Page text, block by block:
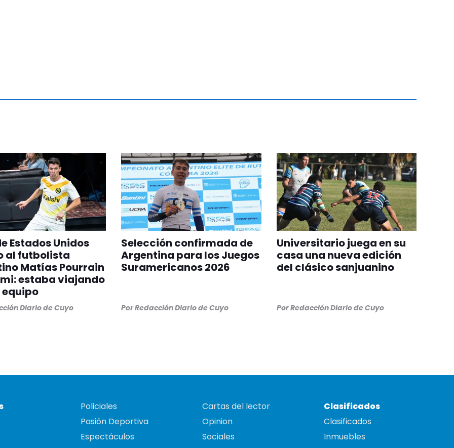
Estados Unidos
al futbolista
Matías Pourrain
estaba viajando
equipo
Diario de Cuyo
Selección confirmada de
Argentina para los Juegos
Suramericanos 2026
PorRedacción Diario de Cuyo
Universitario juega en su
casa una nueva edición
del clásico sanjuanino
PorRedacción Diario de Cuyo
Policiales
Pasión Deportiva
Espectáculos
Cartas del lector
Opinion
Sociales
Clasificados
Clasificados
Inmuebles